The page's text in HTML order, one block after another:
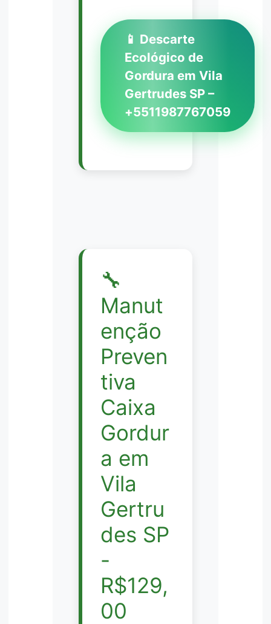
📱 Descarte
Ecológico de
Gordura em Vila
Gertrudes SP –
+5511987767059
🔧
Manut
enção
Preven
tiva
Caixa
Gordur
a em
Vila
Gertru
des SP
-
R$129,
00